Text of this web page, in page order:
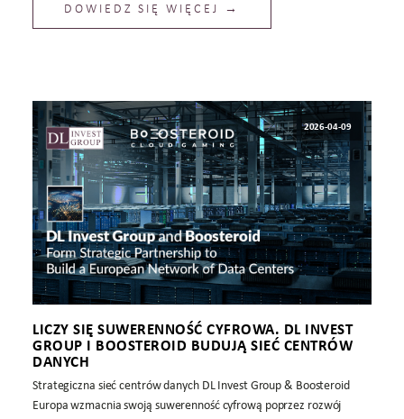
DOWIEDZ SIĘ WIĘCEJ →
2026-04-09
LICZY SIĘ SUWERENNOŚĆ CYFROWA. DL INVEST
GROUP I BOOSTEROID BUDUJĄ SIEĆ CENTRÓW
DANYCH
Strategiczna sieć centrów danych DL Invest Group & Boosteroid
Europa wzmacnia swoją suwerenność cyfrową poprzez rozwój